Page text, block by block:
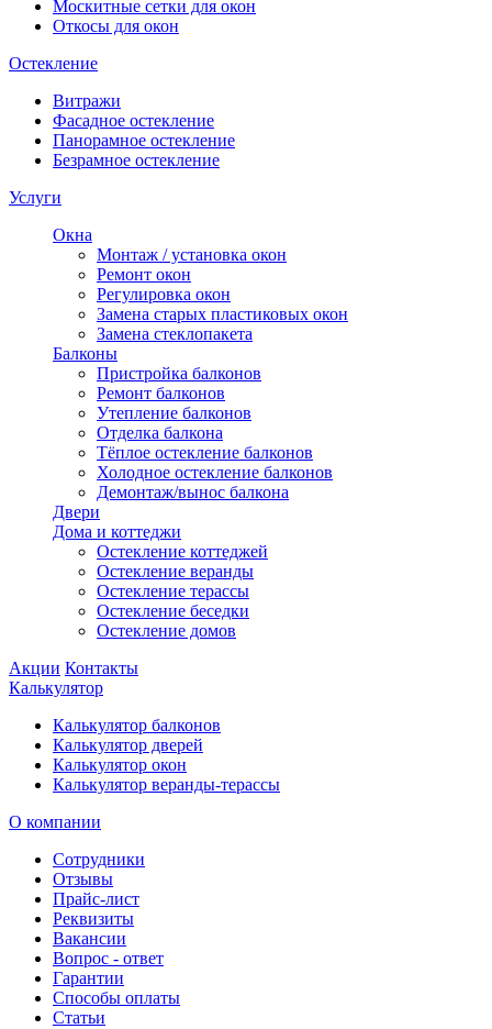
Москитные сетки для окон
Откосы для окон
Остекление
Витражи
Фасадное остекление
Панорамное остекление
Безрамное остекление
Услуги
Окна
Монтаж / установка окон
Ремонт окон
Регулировка окон
Замена старых пластиковых окон
Замена стеклопакета
Балконы
Пристройка балконов
Ремонт балконов
Утепление балконов
Отделка балкона
Тёплое остекление балконов
Холодное остекление балконов
Демонтаж/вынос балкона
Двери
Дома и коттеджи
Остекление коттеджей
Остекление веранды
Остекление терассы
Остекление беседки
Остекление домов
Акции Контакты
Калькулятор
Калькулятор балконов
Калькулятор дверей
Калькулятор окон
Калькулятор веранды-терассы
О компании
Сотрудники
Отзывы
Прайс-лист
Реквизиты
Вакансии
Вопрос - ответ
Гарантии
Способы оплаты
Статьи